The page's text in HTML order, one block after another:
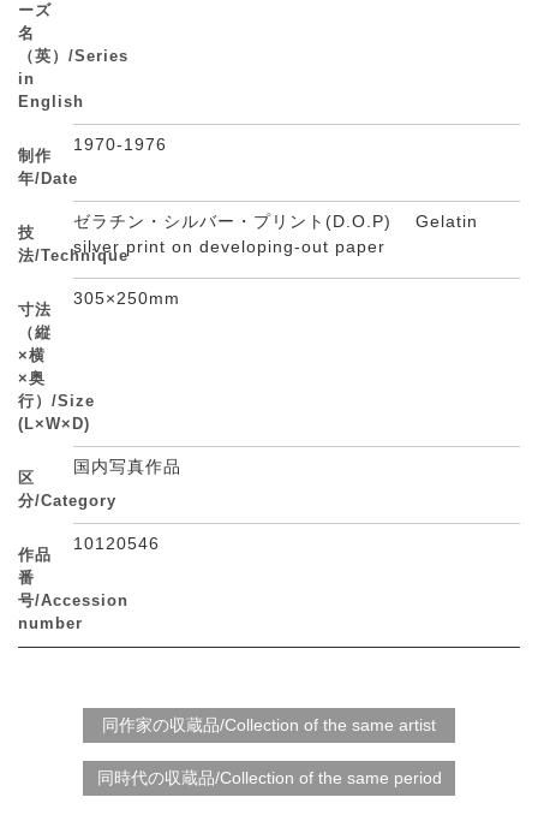
ーズ
名
（英）/Series
in
English
制作
年/Date
1970-1976
技
法/Technique
ゼラチン・シルバー・プリント(D.O.P) Gelatin
silver print on developing-out paper
寸法
（縦
×横
×奥
行）/Size
(L×W×D)
305×250mm
区
分/Category
国内写真作品
作品
番
号/Accession
number
10120546